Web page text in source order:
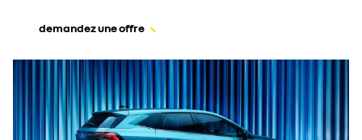
demandez une offre